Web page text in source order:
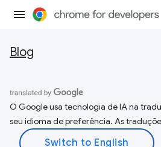
Blog
O Google usa tecnologia de IA na
seu idioma de preferência. As